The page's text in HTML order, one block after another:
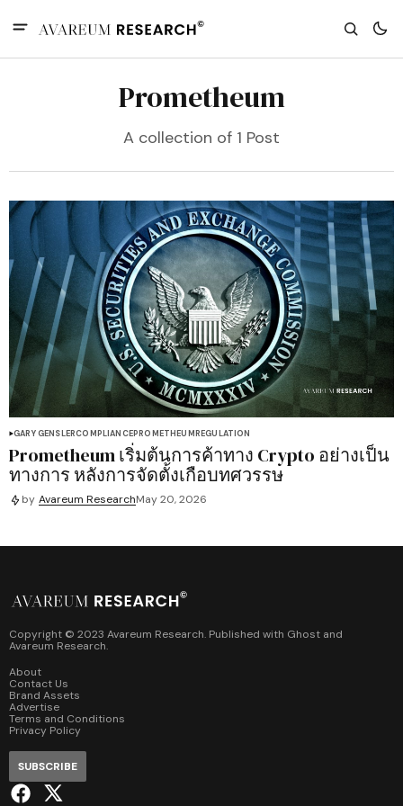
Prometheum
A collection of 1 Post
GARY GENSLERCOMPLIANCEPROMETHEUMREGULATION
Prometheum เริ่มต้นการค้าทาง Crypto อย่างเป็น
ทางการ หลังการจัดตั้งเกือบทศวรรษ
by Avareum ResearchMay 20, 2026
Copyright © 2023 Avareum Research. Published with Ghost and
Avareum Research.
About
Contact Us
Brand Assets
Advertise
Terms and Conditions
Privacy Policy
SUBSCRIBE